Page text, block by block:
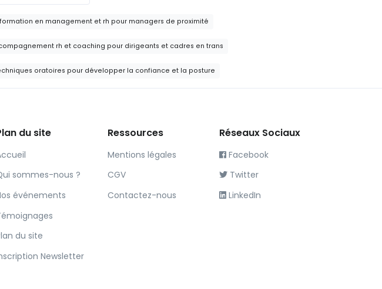
formation en management et rh pour managers de proximité
rh et coaching pour dirigeants et cadres en trans
oratoires pour développer la confiance et la posture
du site
sommes-nous ?
événements
du site
Newsletter
Ressources
Mentions légales
CGV
Contactez-nous
Réseaux Sociaux
Facebook
Twitter
LinkedIn